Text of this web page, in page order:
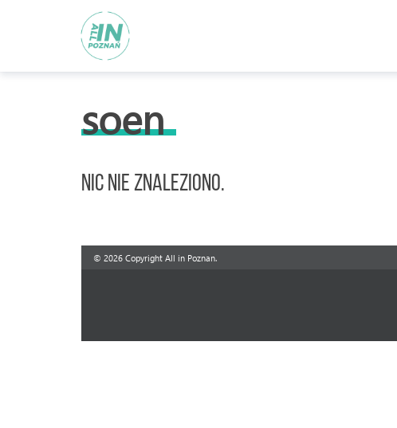
soen
Nic nie znaleziono.
© 2026 Copyright All in Poznan.